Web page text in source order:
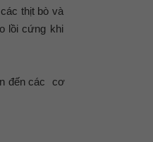
thịt bò và
lồi cứng khi
đến các cơ